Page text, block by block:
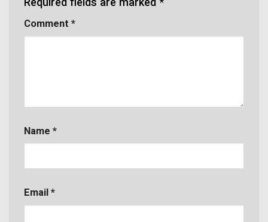
Comment *
Name *
Email *